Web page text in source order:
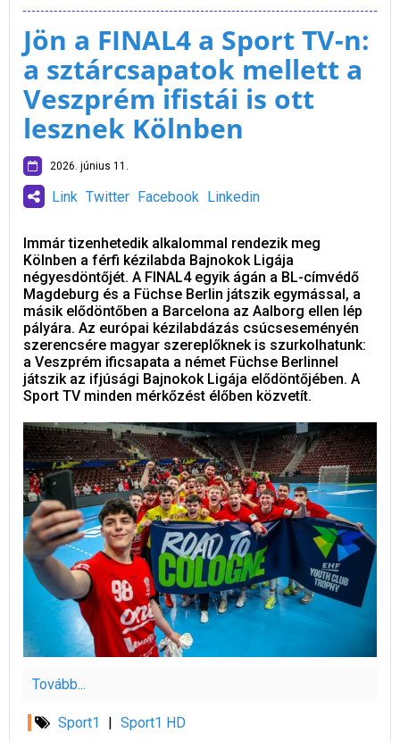
Jön a FINAL4 a Sport TV-n:
a sztárcsapatok mellett a
Veszprém ifistái is ott
lesznek Kölnben
2026. június 11.
Link Twitter Facebook Linkedin
Immár tizenhetedik alkalommal rendezik meg
Kölnben a férfi kézilabda Bajnokok Ligája
négyesdöntőjét. A FINAL4 egyik ágán a BL-címvédő
Magdeburg és a Füchse Berlin játszik egymással, a
másik elődöntőben a Barcelona az Aalborg ellen lép
pályára. Az európai kézilabdázás csúcseseményén
szerencsére magyar szereplőknek is szurkolhatunk:
a Veszprém ificsapata a német Füchse Berlinnel
játszik az ifjúsági Bajnokok Ligája elődöntőjében. A
Sport TV minden mérkőzést élőben közvetít.
Tovább...
Sport1 Sport1 HD